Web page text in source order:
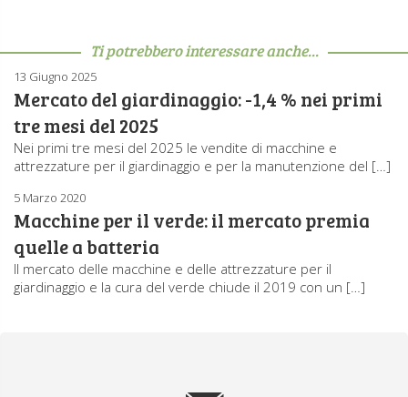
Ti potrebbero interessare anche...
13 Giugno 2025
Mercato del giardinaggio: -1,4 % nei primi
tre mesi del 2025
Nei primi tre mesi del 2025 le vendite di macchine e
attrezzature per il giardinaggio e per la manutenzione del […]
5 Marzo 2020
Macchine per il verde: il mercato premia
quelle a batteria
Il mercato delle macchine e delle attrezzature per il
giardinaggio e la cura del verde chiude il 2019 con un […]